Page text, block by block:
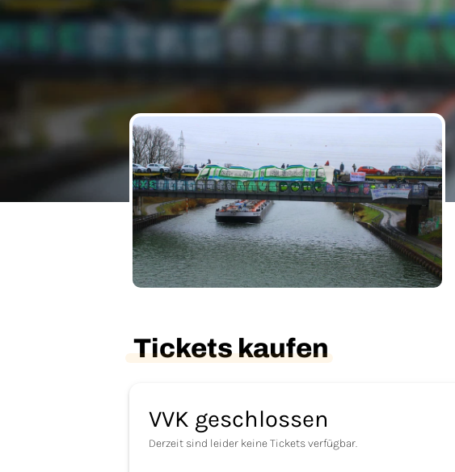
Tickets kaufen
VVK geschlossen
Derzeit sind leider keine Tickets verfügbar.